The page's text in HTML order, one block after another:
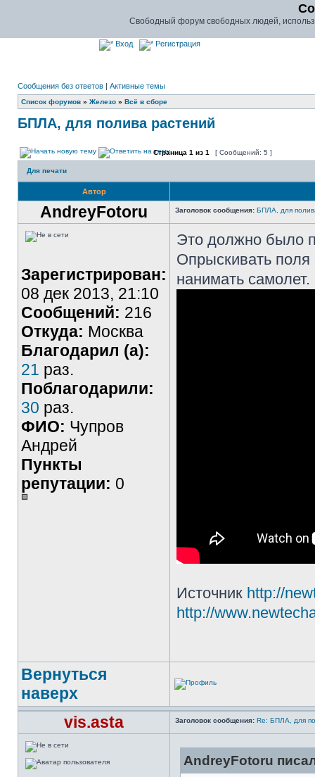
Свободный форум свободных людей,
Вход Регистрация
Сообщения без ответов | Активные темы
Список форумов » Железо » Всё в сборе
БПЛА, для полива растений
Страница 1 из 1 [ Сообщений: 5 ]
Для печати
Автор
AndreyFotoru Заголовок сообщения: БПЛА, для
Зарегистрирован:
08 дек 2013, 21:10
Сообщений: 216
Откуда: Москва
Благодарил (а):
21 раз.
Поблагодарили:
30 раз.
ФИО: Чупров
Андрей
Пункты
репутации: 0
Это должно было
Опрыскивать
нанимать самолет.
Источник http://
http://
Вернуться
наверх
vis.asta
Заголовок сообщения: Re: БПЛА, для
AndreyFotoru